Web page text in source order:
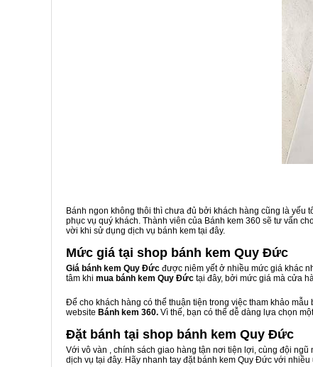
Bánh ngon không thôi thì chưa đủ bởi khách hàng cũng là yếu
phục vụ quý khách. Thành viên của Bánh kem 360 sẽ tư vấn
vời khi sử dụng dịch vụ bánh kem tại đây.
Mức giá tại shop bánh kem Quy Đức
Giá bánh kem Quy Đức được niêm yết ở nhiều mức giá khác
tâm khi mua bánh kem Quy Đức tại đây, bởi mức giá mà cửa
Để cho khách hàng có thể thuận tiện trong việc tham khảo
website Bánh kem 360. Vì thế, bạn có thể dễ dàng lựa chọn
Đặt bánh tại shop bánh kem Quy Đức
Với vô vàn , chính sách giao hàng tận nơi tiện lợi, cùng đội
dịch vụ tại đây. Hãy nhanh tay đặt bánh kem Quy Đức với